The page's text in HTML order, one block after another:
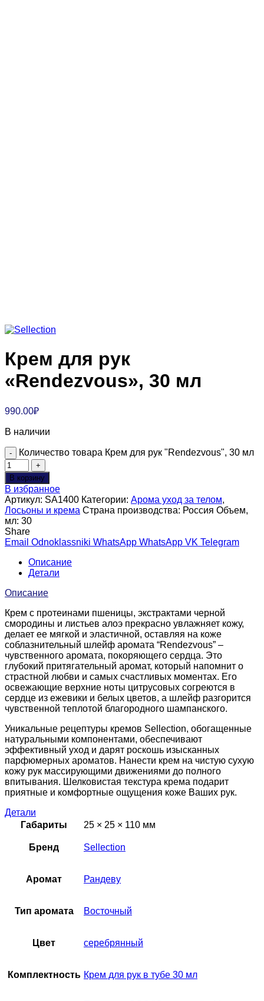
Крем для рук
«Rendezvous», 30 мл
990.00₽
В наличии
Количество товара Крем для рук "Rendezvous", 30 мл
В корзину
В избранное
Артикул: SA1400 Категории: Арома уход за телом,
Лосьоны и крема Страна производства: Россия Объем,
мл: 30
Share
Email Odnoklassniki WhatsApp WhatsApp VK Telegram
Описание
Детали
Описание
Крем с протеинами пшеницы, экстрактами черной
смородины и листьев алоэ прекрасно увлажняет кожу,
делает ее мягкой и эластичной, оставляя на коже
соблазнительный шлейф аромата “Rendezvous” –
чувственного аромата, покоряющего сердца. Это
глубокий притягательный аромат, который напомнит о
страстной любви и самых счастливых моментах. Его
освежающие верхние ноты цитрусовых согреются в
сердце из ежевики и белых цветов, а шлейф разгорится
чувственной теплотой благородного шампанского.
Уникальные рецептуры кремов Sellection, обогащенные
натуральными компонентами, обеспечивают
эффективный уход и дарят роскошь изысканных
парфюмерных ароматов. Нанести крем на чистую сухую
кожу рук массирующими движениями до полного
впитывания. Шелковистая текстура крема подарит
приятные и комфортные ощущения коже Ваших рук.
Детали
Габариты
25 × 25 × 110 мм
Бренд Sellection
Аромат Рандеву
Тип аромата Восточный
Цвет серебрянный
Комплектность Крем для рук в тубе 30 мл